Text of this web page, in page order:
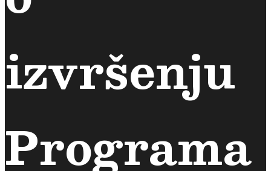
izvršenju
Programa